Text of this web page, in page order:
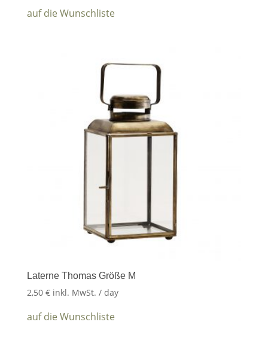
auf die Wunschliste
Laterne Thomas Größe M
2,50 € inkl. MwSt. / day
auf die Wunschliste